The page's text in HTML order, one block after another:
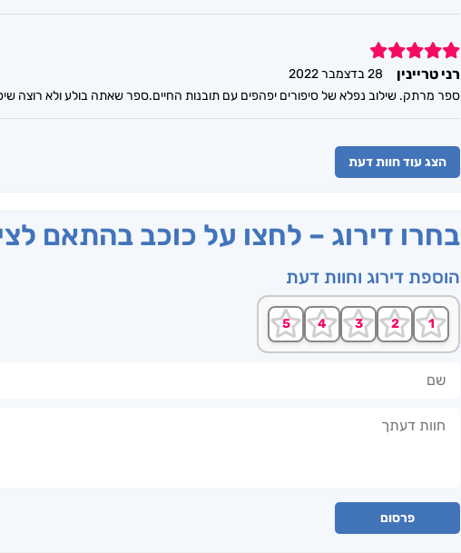
5
רני טריינין
28 בדצמבר 2022
ספר מרתק. שילוב נפלא של סיפורים יפהפים עם תובנות החיים.ספר שאתה בולע ולא רוצה
הצג עוד חוות דעת
בחרו דירוג – לחצו על כוכב בהתאם
הוספת דירוג וחוות דעת
פרסום